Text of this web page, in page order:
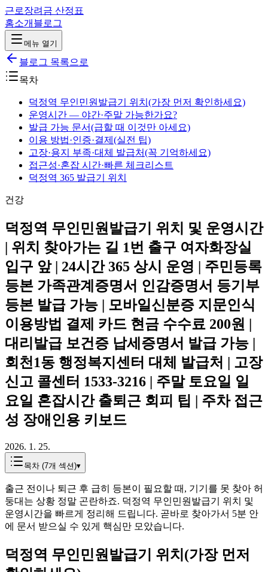
근로장려금 산정표
홈소개 블로그
메뉴 열기
블로그 목록으로
목차
덕정역 무인민원발급기 위치(가장 먼저 확인하세요)
운영시간 — 야간·주말 가능한가요?
발급 가능 문서(급할 때 이것만 아세요)
이용 방법·인증·결제(실전 팁)
고장·용지 부족·대체 발급처(꼭 기억하세요)
접근성·혼잡 시간·빠른 체크리스트
덕정역 365 발급기 위치
건강
덕정역 무인민원발급기 위치 및 운영시간
| 위치 찾아가는 길 1번 출구 여자화장실
입구 앞 | 24시간 365 상시 운영 | 주민등록
등본 가족관계증명서 인감증명서 등기부
등본 발급 가능 | 모바일신분증 지문인식
이용방법 결제 카드 현금 수수료 200원 |
대리발급 보건증 납세증명서 발급 가능 |
회천1동 행정복지센터 대체 발급처 | 고장
신고 콜센터 1533-3216 | 주말 토요일 일
요일 혼잡시간 출퇴근 회피 팁 | 주차 접근
성 장애인용 키보드
2026. 1. 25.
목차 (7개 섹션)▾
출근 전이나 퇴근 후 급히 등본이 필요할 때, 기기를 못 찾아 허
둥대는 상황 정말 곤란하죠. 덕정역 무인민원발급기 위치 및
운영시간을 빠르게 정리해 드립니다. 곧바로 찾아가서 5분 안
에 문서 받으실 수 있게 핵심만 모았습니다.
덕정역 무인민원발급기 위치(가장 먼저